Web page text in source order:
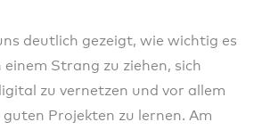
deutlich gezeigt, wie wichtig es
Strang zu ziehen, sich
zu vernetzen und vor allem
Projekten zu lernen. Am